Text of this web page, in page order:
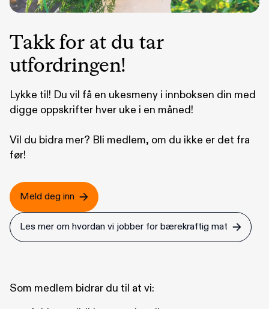
Takk for at du tar
utfordringen!
Lykke til! Du vil få en ukesmeny i innboksen din med
digge oppskrifter hver uke i en måned!
Vil du bidra mer? Bli medlem, om du ikke er det fra
før!
Meld deg inn
Les mer om hvordan vi jobber for bærekraftig mat
Som medlem bidrar du til at vi: